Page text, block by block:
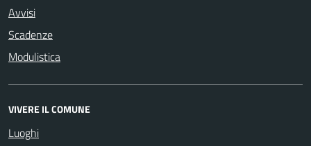
Avvisi
Scadenze
Modulistica
VIVERE IL COMUNE
Luoghi